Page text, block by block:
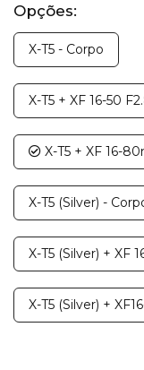
Opções:
X-T5 - Corpo
X-T5 + XF 16-50
X-T5 + XF 16-
X-T5 (Silver) -
X-T5 (Silver) + XF
X-T5 (Silver) +